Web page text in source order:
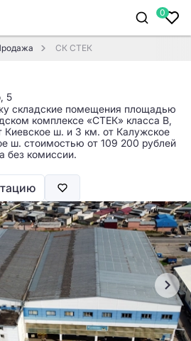
0
СК СТЕК
5
складские помещения площадью
комплексе «СТЕК» класса B,
Киевское ш. и 3 км. от Калужское
ш. стоимостью от 109 200 рублей
без комиссии.